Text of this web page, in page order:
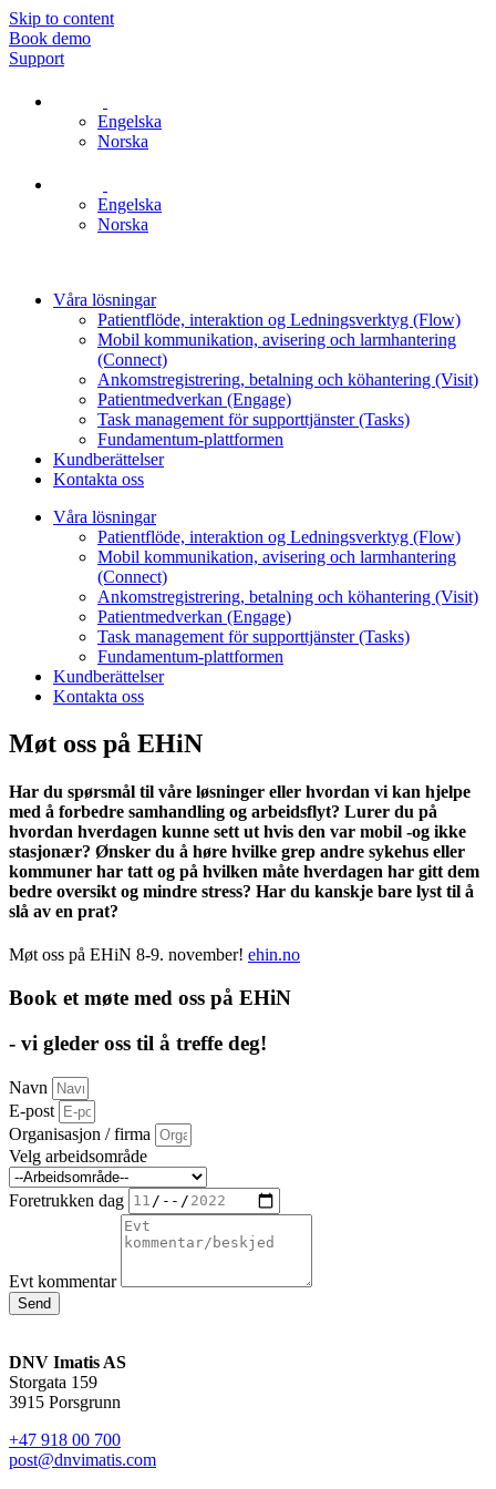
Skip to content
Book demo
Support
Engelska
Norska
Engelska
Norska
Våra lösningar
Patientflöde, interaktion og Ledningsverktyg (Flow)
Mobil kommunikation, avisering och larmhantering
(Connect)
Ankomstregistrering, betalning och köhantering (Visit)
Patientmedverkan (Engage)
Task management för supporttjänster (Tasks)
Fundamentum-plattformen
Kundberättelser
Kontakta oss
Våra lösningar
Patientflöde, interaktion og Ledningsverktyg (Flow)
Mobil kommunikation, avisering och larmhantering
(Connect)
Ankomstregistrering, betalning och köhantering (Visit)
Patientmedverkan (Engage)
Task management för supporttjänster (Tasks)
Fundamentum-plattformen
Kundberättelser
Kontakta oss
Møt oss på EHiN
Har du spørsmål til våre løsninger eller hvordan vi kan hjelpe
med å forbedre samhandling og arbeidsflyt? Lurer du på
hvordan hverdagen kunne sett ut hvis den var mobil -og ikke
stasjonær? Ønsker du å høre hvilke grep andre sykehus eller
kommuner har tatt og på hvilken måte hverdagen har gitt dem
bedre oversikt og mindre stress? Har du kanskje bare lyst til å
slå av en prat?
Møt oss på EHiN 8-9. november! ehin.no
Book et møte med oss på EHiN
- vi gleder oss til å treffe deg!​
Navn
E-post
Organisasjon / firma
Velg arbeidsområde
Foretrukken dag
Evt kommentar
Send
DNV Imatis AS
Storgata 159
3915 Porsgrunn
+47 918 00 700
post@dnvimatis.com